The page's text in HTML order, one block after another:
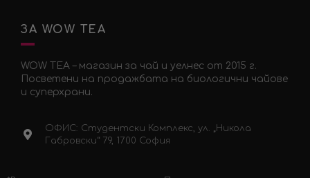
ЗА WOW TEA
WOW TEA – магазин за чай и уелнес от 2015 г.
Посветени на продажбата на биологични чайове
и суперхрани.
ОФИС: Студентски Комплекс, ул. „Никола
Габровски“ 79, 1700 София